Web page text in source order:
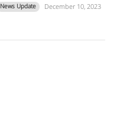
News Update December 10, 2023